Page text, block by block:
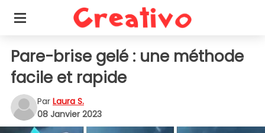
Pare-brise gelé : une méthode
facile et rapide
Par Laura S.
08 Janvier 2023